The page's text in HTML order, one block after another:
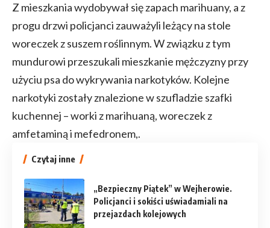
Z mieszkania wydobywał się zapach marihuany, a z
progu drzwi policjanci zauważyli leżący na stole
woreczek z suszem roślinnym. W związku z tym
mundurowi przeszukali mieszkanie mężczyzny przy
użyciu psa do wykrywania narkotyków. Kolejne
narkotyki zostały znalezione w szufladzie szafki
kuchennej – worki z marihuaną, woreczek z
amfetaminą i mefedronem,.
Czytaj inne
„Bezpieczny Piątek” w Wejherowie.
Policjanci i sokiści uświadamiali na
przejazdach kolejowych